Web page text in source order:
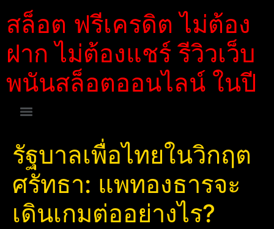
สล็อต ฟรีเครดิต ไม่ต้อง
ฝาก ไม่ต้องแชร์ รีวิวเว็บ
พนันสล็อตออนไลน์ ในปี
รัฐบาลเพื่อไทยในวิกฤต
ศรัทธา: แพทองธารจะ
เดินเกมต่ออย่างไร?